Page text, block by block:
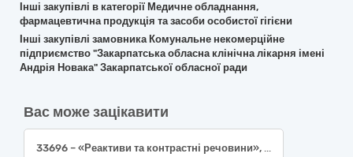
Інші закупівлі в категорії Медичне обладнання,
фармацевтична продукція та засоби особистої гігієни
Інші закупівлі замовника Комунальне некомерційне
підприємство "Закарпатська обласна клінічна лікарня імені
Андрія Новака" Закарпатської обласної ради
Вас може зацікавити
33696 – «Реактиви та контрастні речовини», 8 найменувань.